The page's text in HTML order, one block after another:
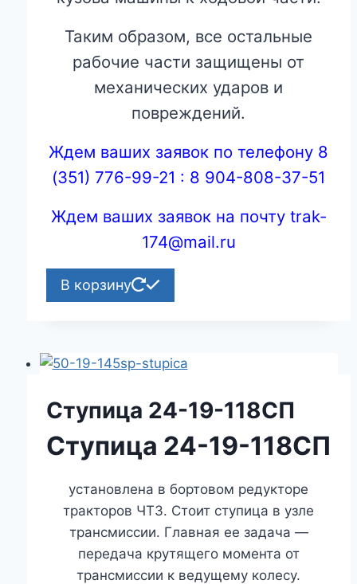
Таким образом, все остальные
рабочие части защищены от
механических ударов и
повреждений.
Ждем ваших заявок по телефону 8
(351) 776-99-21 : 8 904-808-37-51
Ждем ваших заявок на почту trak-
174@mail.ru
В корзину
Ступица 24-19-118СП
Ступица 24-19-118СП
установлена в бортовом редукторе
тракторов ЧТЗ. Стоит ступица в узле
трансмиссии. Главная ее задача —
передача крутящего момента от
трансмиссии к ведущему колесу.